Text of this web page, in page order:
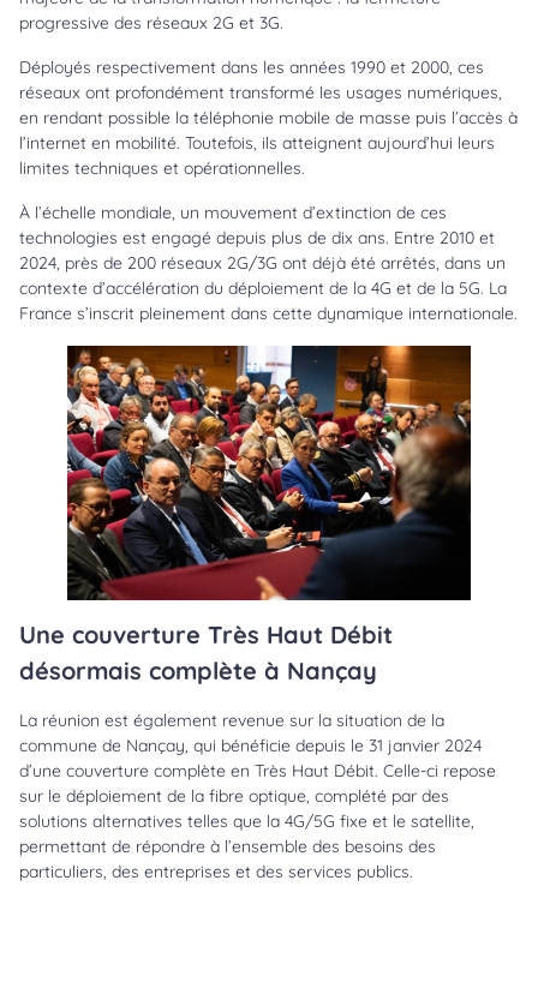
progressive des réseaux 2G et 3G.
Déployés respectivement dans les années 1990 et 2000, ces
réseaux ont profondément transformé les usages numériques,
en rendant possible la téléphonie mobile de masse puis l’accès à
l’internet en mobilité. Toutefois, ils atteignent aujourd’hui leurs
limites techniques et opérationnelles.
À l’échelle mondiale, un mouvement d’extinction de ces
technologies est engagé depuis plus de dix ans. Entre 2010 et
2024, près de 200 réseaux 2G/3G ont déjà été arrêtés, dans un
contexte d’accélération du déploiement de la 4G et de la 5G. La
France s’inscrit pleinement dans cette dynamique internationale.
Une couverture Très Haut Débit
désormais complète à Nançay
La réunion est également revenue sur la situation de la
commune de Nançay, qui bénéficie depuis le 31 janvier 2024
d’une couverture complète en Très Haut Débit. Celle-ci repose
sur le déploiement de la fibre optique, complété par des
solutions alternatives telles que la 4G/5G fixe et le satellite,
permettant de répondre à l’ensemble des besoins des
particuliers, des entreprises et des services publics.